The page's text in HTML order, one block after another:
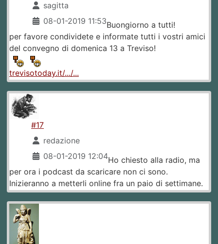
sagitta
08-01-2019 11:53Buongiorno a tutti!
per favore condividete e informate tutti i vostri amici
del convegno di domenica 13 a Treviso!
trevisotoday.it/.../...
#17
redazione
08-01-2019 12:04Ho chiesto alla radio, ma
per ora i podcast da scaricare non ci sono.
Inizieranno a metterli online fra un paio di settimane.